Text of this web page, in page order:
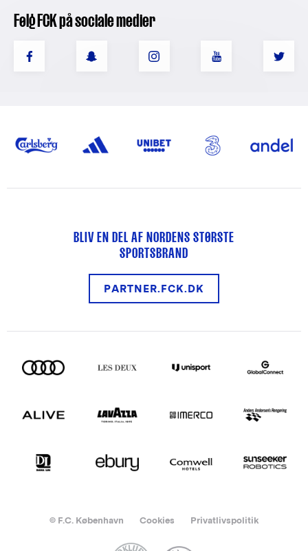
Følg FCK på sociale medier
BLIV EN DEL AF NORDENS STØRSTE
SPORTSBRAND
PARTNER.FCK.DK
© F.C. København Cookies Privatlivspolitik